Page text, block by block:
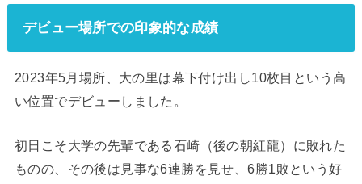
デビュー場所での印象的な成績
2023年5月場所、大の里は幕下付け出し10枚目という高
い位置でデビューしました。
初日こそ大学の先輩である石崎（後の朝紅龍）に敗れた
ものの、その後は見事な6連勝を見せ、6勝1敗という好